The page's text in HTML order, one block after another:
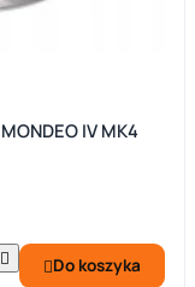
IV MK4
 Do koszyka